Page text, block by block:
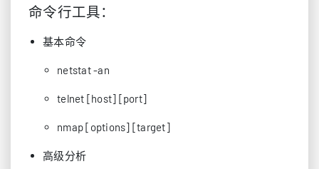
命令行工具：
基本命令
netstat -an
telnet [host] [port]
nmap [options] [target]
高级分析